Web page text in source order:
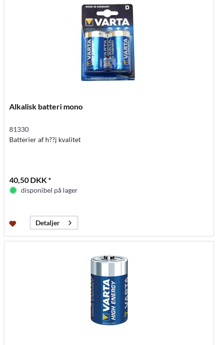
Alkalisk batteri mono
81330
Batterier af h??j kvalitet
40,50 DKK *
disponibel på lager
Detaljer